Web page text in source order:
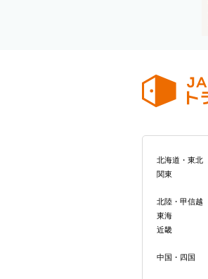
北海道・東北
関東
北陸・甲信越
東海
近畿
中国・四国